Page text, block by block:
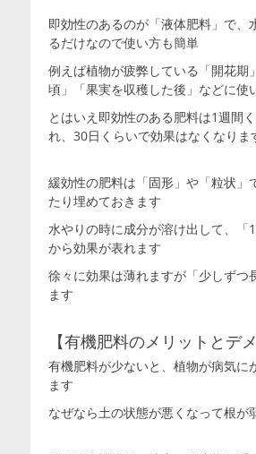
即効性のあるのが「液体肥料」で、
るだけなので使い方も簡単
例えば植物が疲弊している「開花期
頃」「果実を収穫した後」などに使
とはいえ即効性のある肥料は1週間
れ、30日くらいで効果はなくなりま
緩効性の肥料は「固形」や「粒状」
たり埋めておきます
水やりの時に成分が溶け出して、「
から効果が表れます
徐々に効果は薄れますが「少しずつ
ます
【有機肥料のメリットとデ
有機肥料が少ないと、植物が病気に
ます
なぜなら土の状態が悪くなって根が